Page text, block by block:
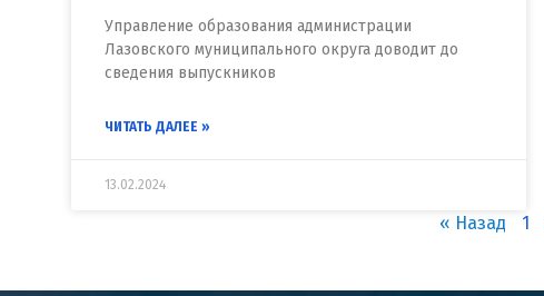
Управление образования администрации
Лазовского муниципального округа доводит до
сведения выпускников
ЧИТАТЬ ДАЛЕЕ »
13.02.2024
« Назад 1